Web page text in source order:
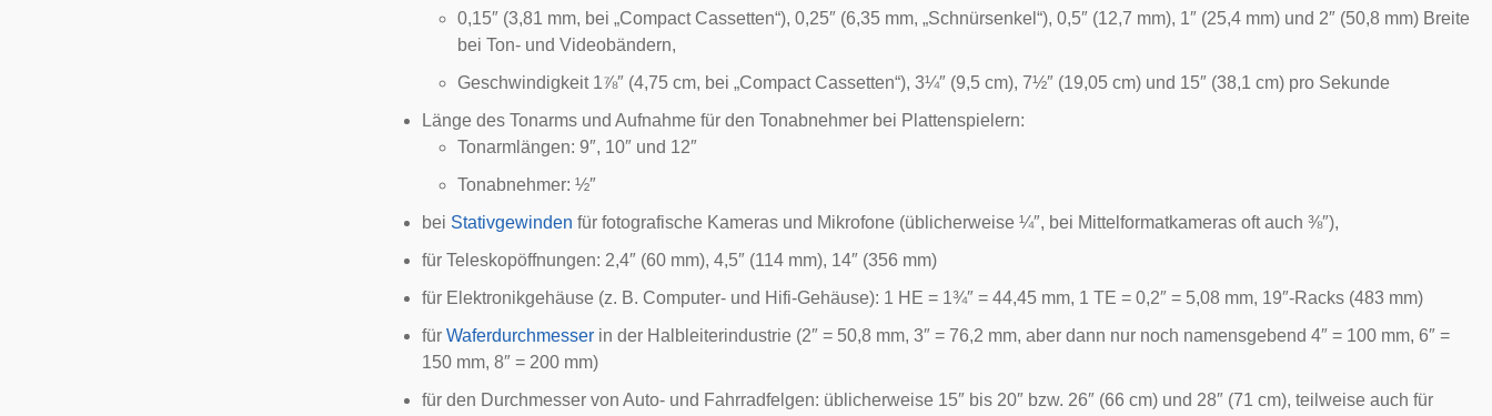
0,15″ (3,81 mm, bei „Compact Cassetten“), 0,25″ (6,35 mm, „Schnürsenkel“), 0,5″ (12,7 mm), 1″ (25,4 mm) und 2″ (50,8 mm) Breite
bei Ton- und Videobändern,
Geschwindigkeit 1⅞″ (4,75 cm, bei „Compact Cassetten“), 3¼″ (9,5 cm), 7½″ (19,05 cm) und 15″ (38,1 cm) pro Sekunde
Länge des Tonarms und Aufnahme für den Tonabnehmer bei Plattenspielern:
Tonarmlängen: 9″, 10″ und 12″
Tonabnehmer: ½″
bei Stativgewinden für fotografische Kameras und Mikrofone (üblicherweise ¼″, bei Mittelformatkameras oft auch ⅜″),
für Teleskopöffnungen: 2,4″ (60 mm), 4,5″ (114 mm), 14″ (356 mm)
für Elektronikgehäuse (z. B. Computer- und Hifi-Gehäuse): 1 HE = 1¾″ = 44,45 mm, 1 TE = 0,2″ = 5,08 mm, 19″-Racks (483 mm)
für Waferdurchmesser in der Halbleiterindustrie (2″ = 50,8 mm, 3″ = 76,2 mm, aber dann nur noch namensgebend 4″ = 100 mm, 6″ =
150 mm, 8″ = 200 mm)
für den Durchmesser von Auto- und Fahrradfelgen: üblicherweise 15″ bis 20″ bzw. 26″ (66 cm) und 28″ (71 cm), teilweise auch für